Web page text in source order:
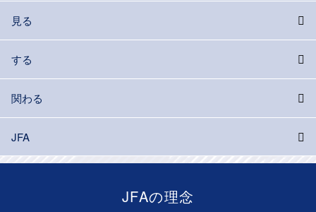
見る
する
関わる
JFA
JFAの理念